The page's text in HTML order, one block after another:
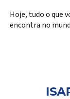
Hoje, tudo o que
encontra no